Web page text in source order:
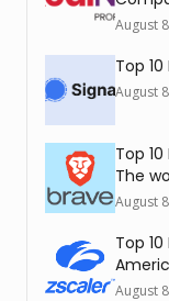
August
Top
August
Top
The
August
Top
August